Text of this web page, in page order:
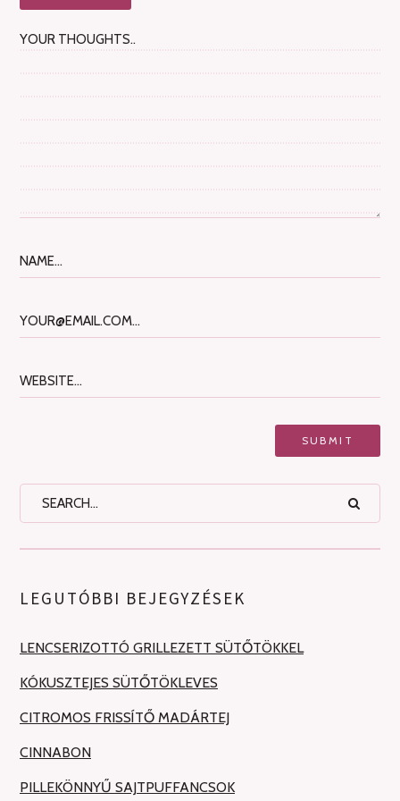
LEGUTÓBBI BEJEGYZÉSEK
LENCSERIZOTTÓ GRILLEZETT SÜTŐTÖKKEL
KÓKUSZTEJES SÜTŐTÖKLEVES
CITROMOS FRISSÍTŐ MADÁRTEJ
CINNABON
PILLEKÖNNYŰ SAJTPUFFANCSOK